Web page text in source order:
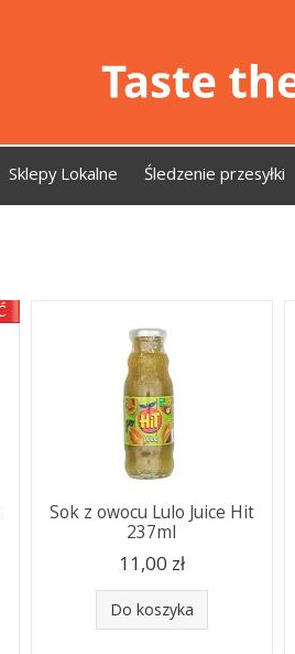
Sklepy Lokalne Śledzenie przesyłki
Sok z owocu Lulo Juice Hit
237ml
11,00 zł
Do koszyka